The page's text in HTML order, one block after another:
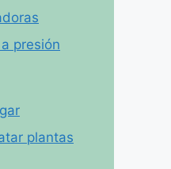
presión
plantas